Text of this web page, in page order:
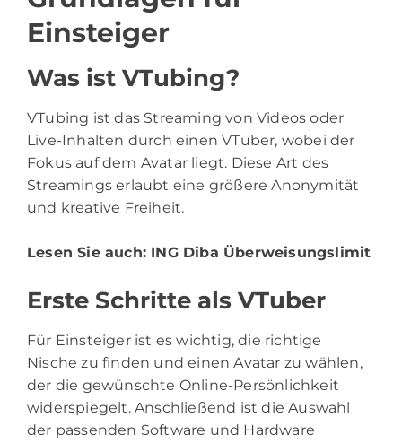
Einsteiger
Was ist VTubing?
VTubing ist das Streaming von Videos oder
Live-Inhalten durch einen VTuber, wobei der
Fokus auf dem Avatar liegt. Diese Art des
Streamings erlaubt eine größere Anonymität
und kreative Freiheit.
Lesen Sie auch: ING Diba Überweisungslimit
Erste Schritte als VTuber
Für Einsteiger ist es wichtig, die richtige
Nische zu finden und einen Avatar zu wählen,
der die gewünschte Online-Persönlichkeit
widerspiegelt. Anschließend ist die Auswahl
der passenden Software und Hardware